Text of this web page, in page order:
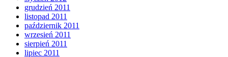
grudzień 2011
listopad 2011
październik 2011
wrzesień 2011
sierpień 2011
lipiec 2011